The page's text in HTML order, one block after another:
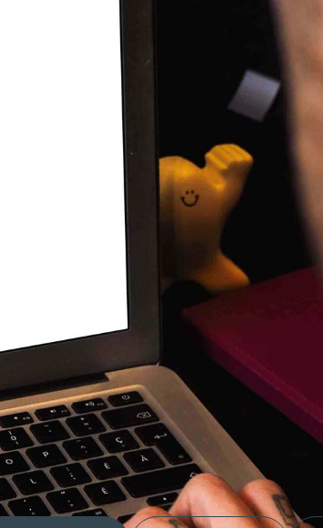
14h, 28h ou 42h
apprendre et maitriser les outils de